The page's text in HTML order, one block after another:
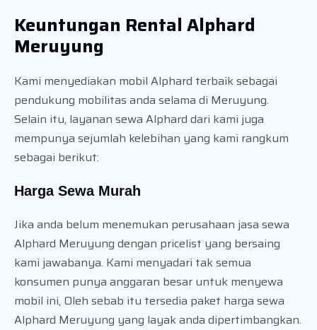
Keuntungan Rental Alphard
Meruyung
Kami menyediakan mobil Alphard terbaik sebagai
pendukung mobilitas anda selama di Meruyung.
Selain itu, layanan sewa Alphard dari kami juga
mempunya sejumlah kelebihan yang kami rangkum
sebagai berikut:
Harga Sewa Murah
Jika anda belum menemukan perusahaan jasa sewa
Alphard Meruyung dengan pricelist yang bersaing
kami jawabanya. Kami menyadari tak semua
konsumen punya anggaran besar untuk menyewa
mobil ini, Oleh sebab itu tersedia paket harga sewa
Alphard Meruyung yang layak anda dipertimbangkan.